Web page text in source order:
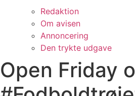
Redaktion
Om avisen
Annoncering
Den trykte udgave
Open Friday